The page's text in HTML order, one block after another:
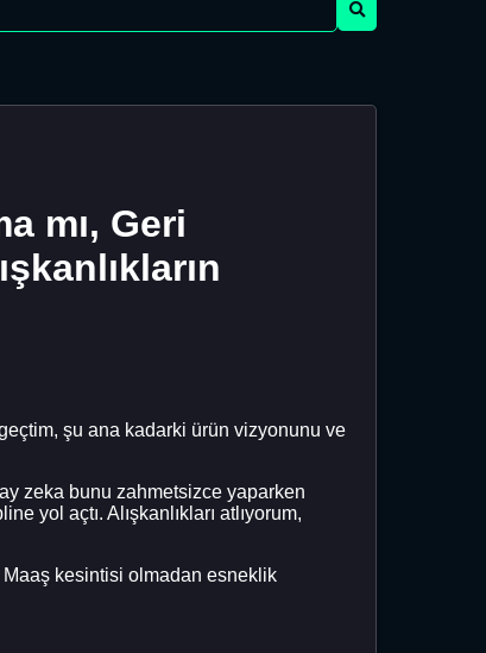
mı, Geri
şu ana kadarki ürün vizyonunu ve
zeka bunu zahmetsizce yaparken
yol açtı. Alışkanlıkları atlıyorum,
Maaş kesintisi olmadan esneklik